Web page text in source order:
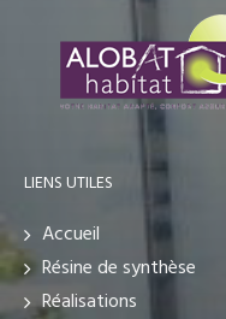
LIENS UTILES
Accueil
Résine de synthèse
Réalisations